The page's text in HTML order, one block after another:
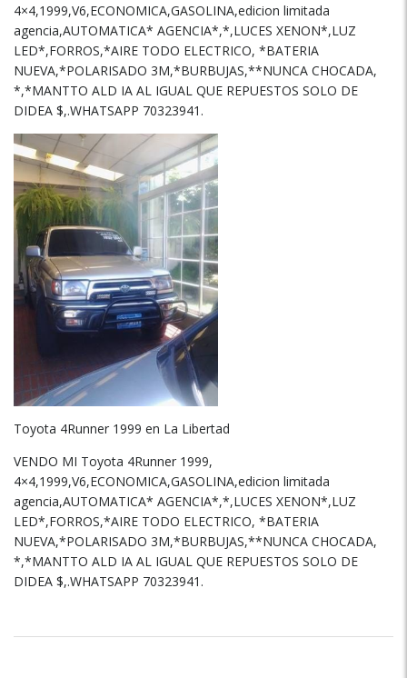
4×4,1999,V6,ECONOMICA,GASOLINA,edicion limitada
agencia,AUTOMATICA* AGENCIA*,*,LUCES XENON*,LUZ
LED*,FORROS,*AIRE TODO ELECTRICO, *BATERIA
NUEVA,*POLARISADO 3M,*BURBUJAS,**NUNCA CHOCADA,
*,*MANTTO ALD IA AL IGUAL QUE REPUESTOS SOLO DE
DIDEA $,.WHATSAPP 70323941.
Toyota 4Runner 1999 en La Libertad
VENDO MI Toyota 4Runner 1999,
4×4,1999,V6,ECONOMICA,GASOLINA,edicion limitada
agencia,AUTOMATICA* AGENCIA*,*,LUCES XENON*,LUZ
LED*,FORROS,*AIRE TODO ELECTRICO, *BATERIA
NUEVA,*POLARISADO 3M,*BURBUJAS,**NUNCA CHOCADA,
*,*MANTTO ALD IA AL IGUAL QUE REPUESTOS SOLO DE
DIDEA $,.WHATSAPP 70323941.